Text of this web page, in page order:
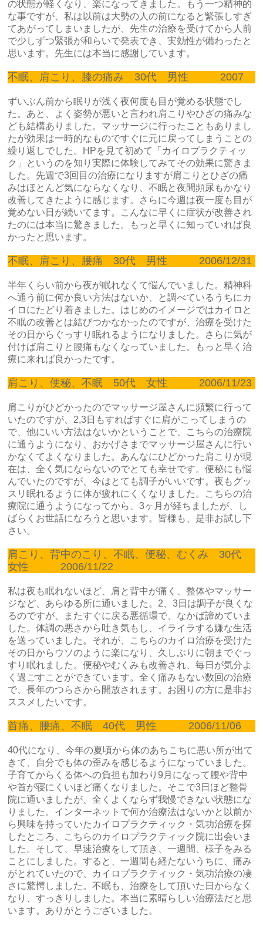
の状態が軽くなり、楽になってきました。もう一つ精神的
な事ですが、私は以前は大勢の人の前になると緊張しすぎ
てあがってしまいましたが、先生の治療を受けてから人前
で少しずつ緊張が和らいで発表でき、実効性が備わったと
思います。先生には本当に感謝しています。
不眠、肩こり、膝の痛み 30代 男性 2007
ずいぶん前から眠りが浅く夜何度も目が覚める状態でし
た。あと、よく姿勢が悪いと言われ肩こりやひざの痛みな
ども結構ありました。マッサージに行ったこともありまし
たが効果は一時的なものですぐに元に戻ってしまうことの
繰り返しでした。HPを見て初めて「カイロプラクティッ
ク」というのを知り実際に体験してみてその効果に驚きま
した。先週で3回目の治療になりますが肩こりとひざの痛
みはほとんど気にならなくなり、不眠と夜間頻尿もかなり
改善してきたように感じます。さらに今週は夜一度も目が
覚めない日が続いてます。こんなに早くに症状が改善され
たのには本当に驚きました。もっと早くに知っていれば良
かったと思います。
不眠、肩こり、腰痛 30代 男性 2006/12/31
半年くらい前から夜が眠れなくて悩んでいました。精神科
へ通う前に何か良い方法はないか、と調べているうちにカ
イロにたどり着きました。はじめのイメージではカイロと
不眠の改善とは結びつかなかったのですが、治療を受けた
その日からぐっすり眠れるようになりました。さらに気が
付けば肩こりと腰痛もなくなっていました。もっと早く治
療に来れば良かったです。
肩こり、便秘、不眠 50代 女性 2006/11/23
肩こりがひどかったのでマッサージ屋さんに頻繁に行って
いたのですが、2,3日もすればすぐに肩がこってしまうの
で、他にいい方法はないかということで、こちらの治療院
に通うようになり、おかげさまでマッサージ屋さんに行い
かなくてよくなりました。あんなにひどかった肩こりが現
在は、全く気にならないのでとても幸せです。便秘にも悩
んでいたのですが、今はとても調子がいいです。夜もグッ
スリ眠れるように体が疲れにくくなりました。こちらの治
療院に通うようになってから、3ヶ月が経ちましたが、し
ばらくお世話になろうと思います。皆様も、是非お試し下
さい。
肩こり、背中のこり、不眠、便秘、むくみ 30代
女性 2006/11/22
私は夜も眠れないほど、肩と背中が痛く、整体やマッサー
ジなど、あらゆる所に通いました。2、3日は調子が良くな
るのですが、またすぐに戻る悪循環で、なかば諦めていま
した。体調の悪さから吐き気もし、イライラする嫌な生活
を送っていました。それが、こちらのカイロ治療を受けた
その日からウソのように楽になり、久しぶりに朝までぐっ
すり眠れました。便秘やむくみも改善され、毎日が気分よ
く過ごすことができています。全く痛みもない数回の治療
で、長年のつらさから開放されます。お困りの方に是非お
ススメしたいです。
首痛、腰痛、不眠 40代 男性 2006/11/06
40代になり、今年の夏頃から体のあちこちに悪い所が出て
きて、自分でも体の歪みを感じるようになっていました。
子育てからくる体への負担も加わり9月になって腰や背中
や首が寝にくいほど痛くなりました。そこで3日ほど整骨
院に通いましたが、全くよくならず我慢できない状態にな
りました。インターネットで何か治療法はないかと以前か
ら興味を持っていたカイロプラクティック・気功治療を探
したところ、こちらのカイロプラクティック院に出会いま
した。そして、早速治療をして頂き、一週間、様子をみる
ことにしました。すると、一週間も経たないうちに、痛み
がとれていたので、カイロプラクティック・気功治療の凄
さに驚愕しました。不眠も、治療をして頂いた日からなく
なり、すっきりしました。本当に素晴らしい治療法だと思
います。ありがとうございました。